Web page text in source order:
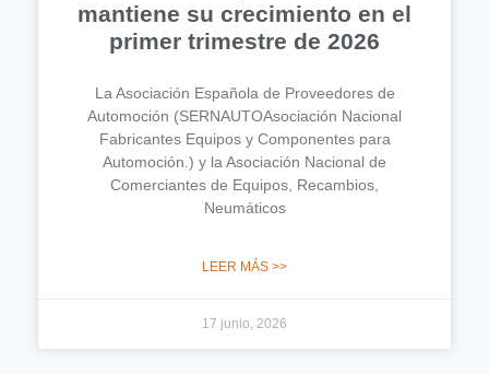
mantiene su crecimiento en el
primer trimestre de 2026
La Asociación Española de Proveedores de
Automoción (SERNAUTOAsociación Nacional
Fabricantes Equipos y Componentes para
Automoción.) y la Asociación Nacional de
Comerciantes de Equipos, Recambios,
Neumáticos
LEER MÁS >>
17 junio, 2026